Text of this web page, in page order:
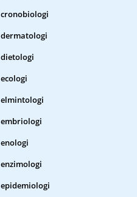
cronobiologi
dermatologi
dietologi
ecologi
elmintologi
embriologi
enologi
enzimologi
epidemiologi